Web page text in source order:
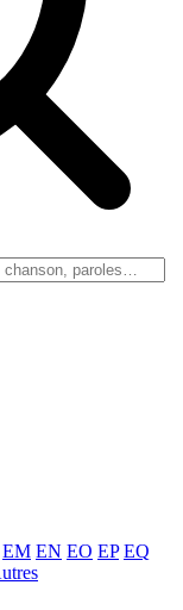
EM EN EO EP EQ